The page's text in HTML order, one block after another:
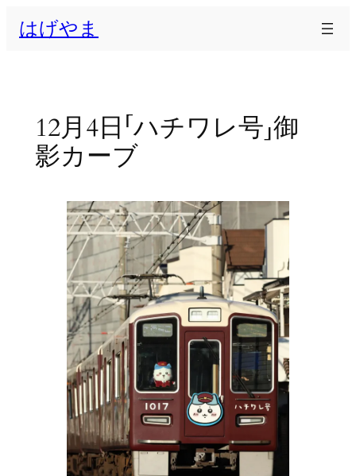
はげやま
12月4日「ハチワレ号」御
影カーブ